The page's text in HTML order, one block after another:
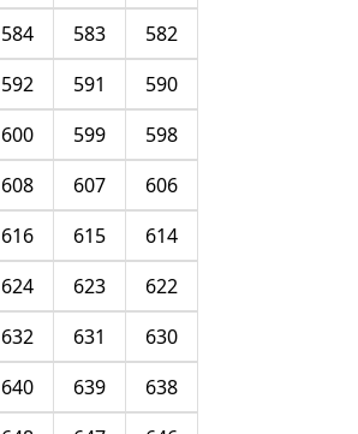
582
583
584
590
591
592
598
599
600
606
607
608
614
615
616
622
623
624
630
631
632
638
639
640